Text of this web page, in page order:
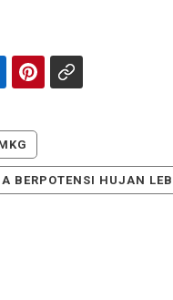
BERPOTENSI HUJAN